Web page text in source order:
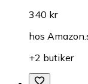
340 kr
hos
+2 butiker